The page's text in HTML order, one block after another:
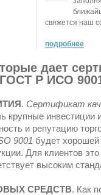
свяжется наш
подробнее
дает
Р ИСО
. Сертификат
крупные инвестиции
и репутацию
9001 будет
Для клиентов это
высоким
СРЕДСТВ. Как